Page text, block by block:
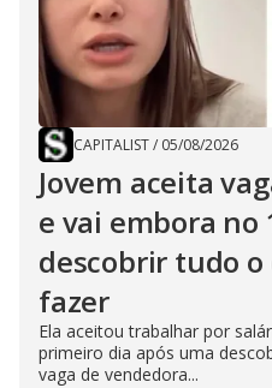
CAPITALIST/ 05/08/2026
Jovem aceita
e vai embora no
descobrir tudo
fazer
Ela aceitou trabalhar por
primeiro dia após uma
vaga de vendedora...